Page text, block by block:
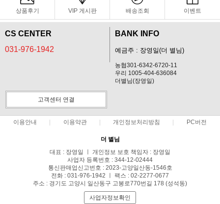
상품후기 VIP 게시판 배송조회 이벤트
CS CENTER
031-976-1942
BANK INFO
예금주 : 장영일(더 별님)
농협301-6342-6720-11
우리 1005-404-636084
더별님(장영일)
고객센터 연결
이용안내 이용약관 개인정보처리방침 PC버전
더 별님
대표 : 장영일 ㅣ 개인정보 보호 책임자 : 장영일
사업자 등록번호 : 344-12-02444
통신판매업신고번호 : 2023-고양일산동-1546호
전화 : 031-976-1942 ㅣ 팩스 : 02-2277-0677
주소 : 경기도 고양시 일산동구 고봉로770번길 178 (성석동)
사업자정보확인